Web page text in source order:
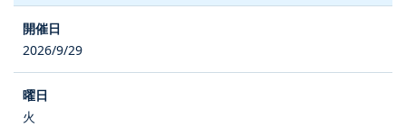
2026/9/29
火